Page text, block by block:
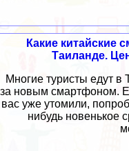
Какие китайские
Таиланде.
Многие туристы едут в
за новым смартфоном.
вас уже утомили,
нибудь новенькое